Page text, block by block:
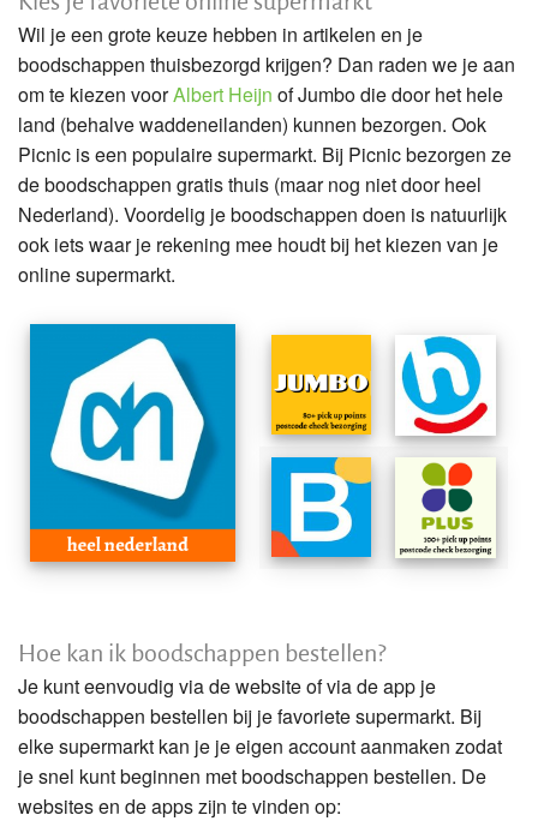
Wil je een grote keuze hebben in artikelen en je
boodschappen thuisbezorgd krijgen? Dan raden we je aan
om te kiezen voorAlbert Heijn of Jumbo die door het hele
land (behalve waddeneilanden) kunnen bezorgen. Ook
Picnic is een populaire supermarkt. Bij Picnic bezorgen ze
de boodschappen gratis thuis (maar nog niet door heel
Nederland). Voordelig je boodschappen doen is natuurlijk
ook iets waar je rekening mee houdt bij het kiezen van je
online supermarkt.
Hoe kan ik boodschappen bestellen?
Je kunt eenvoudig via de website of via de app je
boodschappen bestellen bij je favoriete supermarkt. Bij
elke supermarkt kan je je eigen account aanmaken zodat
je snel kunt beginnen met boodschappen bestellen. De
websites en de apps zijn te vinden op: